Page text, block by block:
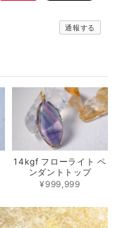
通報する
14kgf フローライト ペ
ンダントトップ
¥999,999